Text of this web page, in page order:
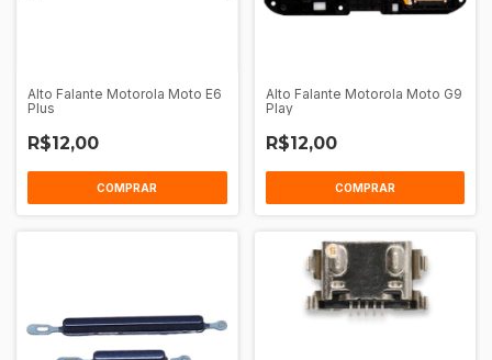
Alto Falante Motorola Moto E6
Plus
R$12,00
Alto Falante Motorola Moto G9
Play
R$12,00